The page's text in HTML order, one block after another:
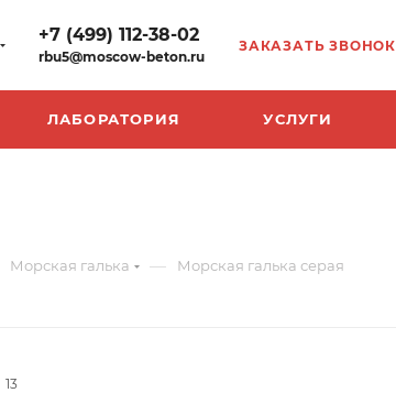
+7 (499) 112-38-02
rbu5@moscow-beton.ru
ЗАКАЗАТЬ ЗВОНОК
ЛАБОРАТОРИЯ УСЛУГИ
Морская галька — Морская галька серая
13